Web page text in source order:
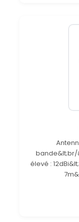
bande&lt;br/
élevé :